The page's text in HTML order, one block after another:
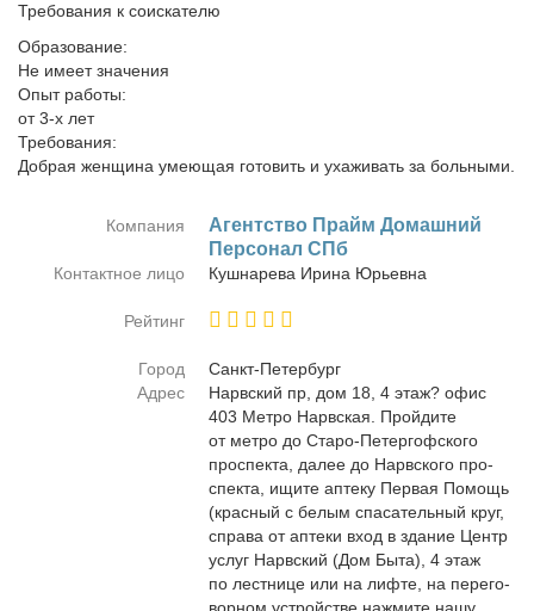
Требования к соискателю
Образование:
Не имеет значения
Опыт работы:
от 3-х лет
Требования:
Добрая женщина умеющая готовить и ухаживать за больными.
Компания
Агент­ство Прайм До­маш­ний
Пер­со­нал СПб
Контактное лицо Куш­на­ре­ва Ири­на Юрьев­на
Рейтинг
Город
Санкт-Пе­тер­бург
Адрес
Нарв­ский пр, дом 18, 4 этаж? офис
403 Мет­ро Нарв­ская. Прой­ди­те
от мет­ро до Ста­ро-Пе­тер­гоф­ско­го
про­спек­та, да­лее до Нарв­ско­го про­
спек­та, ищи­те ап­те­ку Пер­вая По­мощь
(крас­ный с бе­лым спа­са­тель­ный круг,
спра­ва от ап­те­ки вход в зда­ние Центр
услуг Нарв­ский (Дом Бы­та), 4 этаж
по лест­ни­це или на лиф­те, на пе­ре­го­